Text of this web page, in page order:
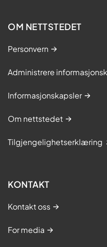
OM NETTSTEDET
Personvern
Administrere
Informasjonskapsler
Om nettstedet
Tilgjengelighetserklæring
KONTAKT
Kontakt oss
For media